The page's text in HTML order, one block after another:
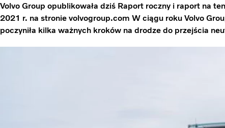
Volvo Group opublikowała dziś Raport roczny i raport na
2021 r. na stronie volvogroup.com W ciągu roku Volvo
poczyniła kilka ważnych kroków na drodze do przejścia